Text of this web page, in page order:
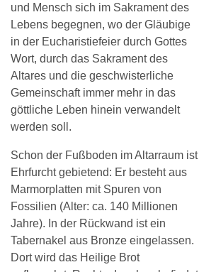
und Mensch sich im Sakrament des
Lebens begegnen, wo der Gläubige
in der Eucharistiefeier durch Gottes
Wort, durch das Sakrament des
Altares und die geschwisterliche
Gemeinschaft immer mehr in das
göttliche Leben hinein verwandelt
werden soll.
Schon der Fußboden im Altarraum ist
Ehrfurcht gebietend: Er besteht aus
Marmorplatten mit Spuren von
Fossilien (Alter: ca. 140 Millionen
Jahre). In der Rückwand ist ein
Tabernakel aus Bronze eingelassen.
Dort wird das Heilige Brot